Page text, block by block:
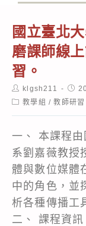
國立臺北
磨課師線
習。
Post
author:
klgsh211
Post
Post教學組 / 教師研習
一、 本課程
系劉嘉薇教授
體與數位媒體
中的角色，並
析各種傳播工
二、 課程資訊